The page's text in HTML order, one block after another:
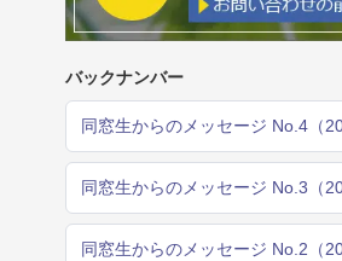
バックナンバー
同窓生からのメッセージ No.4（
同窓生からのメッセージ No.3（
同窓生からのメッセージ No.2（